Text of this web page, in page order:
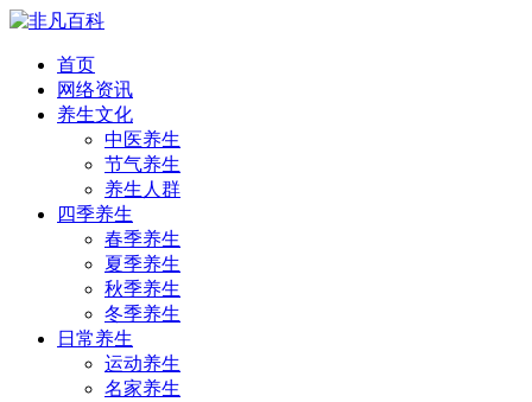
首页
网络资讯
养生文化
中医养生
节气养生
养生人群
四季养生
春季养生
夏季养生
秋季养生
冬季养生
日常养生
运动养生
名家养生